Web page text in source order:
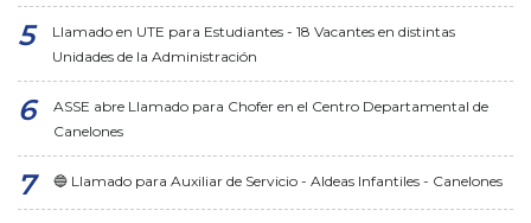
Llamado en UTE para Estudiantes - 18 Vacantes en distintas
Unidades de la Administración
ASSE abre Llamado para Chofer en el Centro Departamental de
Canelones
🔵 Llamado para Auxiliar de Servicio - Aldeas Infantiles - Canelones